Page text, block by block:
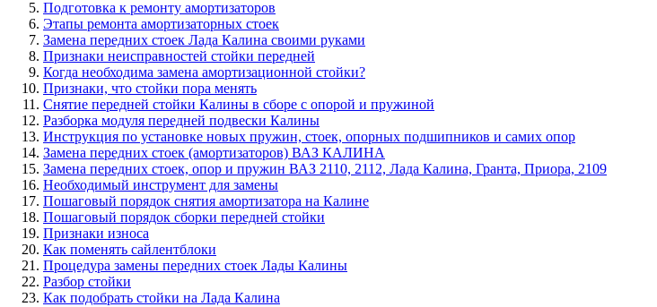
Подготовка к ремонту амортизаторов
Этапы ремонта амортизаторных стоек
Замена передних стоек Лада Калина своими руками
Признаки неисправностей стойки передней
Когда необходима замена амортизационной стойки?
Признаки, что стойки пора менять
Снятие передней стойки Калины в сборе с опорой и пружиной
Разборка модуля передней подвески Калины
Инструкция по установке новых пружин, стоек, опорных подшипников и самих опор
Замена передних стоек (амортизаторов) ВАЗ КАЛИНА
Замена передних стоек, опор и пружин ВАЗ 2110, 2112, Лада Калина, Гранта, Приора, 2109
Необходимый инструмент для замены
Пошаговый порядок снятия амортизатора на Калине
Пошаговый порядок сборки передней стойки
Признаки износа
Как поменять сайлентблоки
Процедура замены передних стоек Лады Калины
Разбор стойки
Как подобрать стойки на Лада Калина